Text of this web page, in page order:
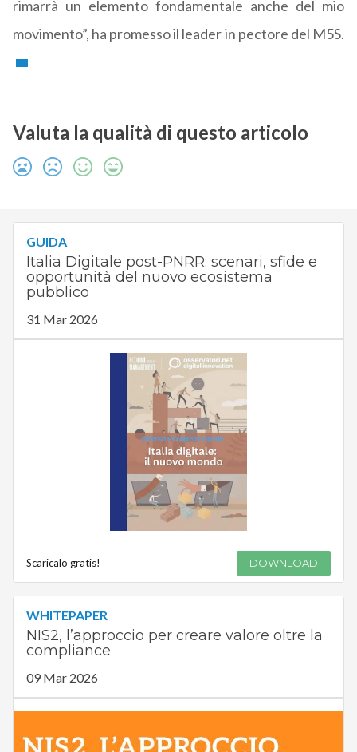
rimarrà un elemento fondamentale anche del mio
movimento”, ha promesso il leader in pectore del M5S.
Valuta la qualità di questo articolo
GUIDA
Italia Digitale post-PNRR: scenari, sfide e
opportunità del nuovo ecosistema
pubblico
31 Mar 2026
Scaricalo gratis! DOWNLOAD
WHITEPAPER
NIS2, l’approccio per creare valore oltre la
compliance
09 Mar 2026